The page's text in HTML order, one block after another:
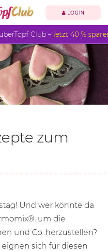
LOGIN
Club – jetzt 40 %
zum
Und wer könnte da
um die
und Co. herzustellen?
sich für diesen